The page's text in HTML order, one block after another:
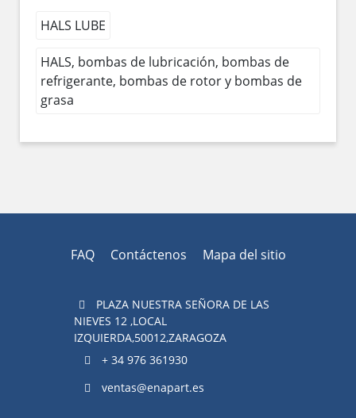
HALS LUBE
HALS, bombas de lubricación, bombas de
refrigerante, bombas de rotor y bombas de
grasa
FAQ Contáctenos Mapa del sitio
PLAZA NUESTRA SEÑORA DE LAS
NIEVES 12 ,LOCAL
IZQUIERDA,50012,ZARAGOZA
+ 34 976 361930
ventas@enapart.es